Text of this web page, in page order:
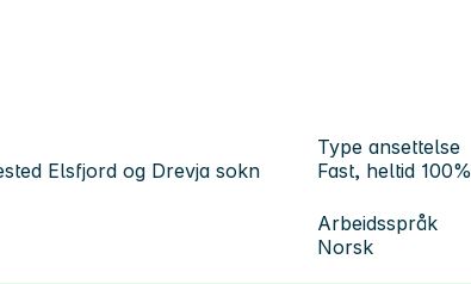
Elsfjord og Drevja sokn
Type ansettelse
Fast, heltid 100%
Arbeidsspråk
Norsk